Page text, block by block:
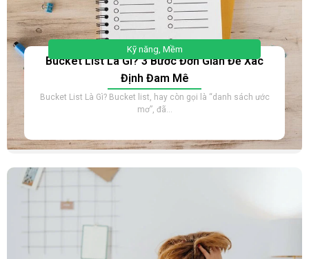
Kỹ năng Mềm
Bucket List Là Gì? 3 Bước Đơn Giản Để Xác
Định Đam Mê
Bucket List Là Gì? Bucket list, hay còn gọi là “danh sách ước
mơ”, đã...